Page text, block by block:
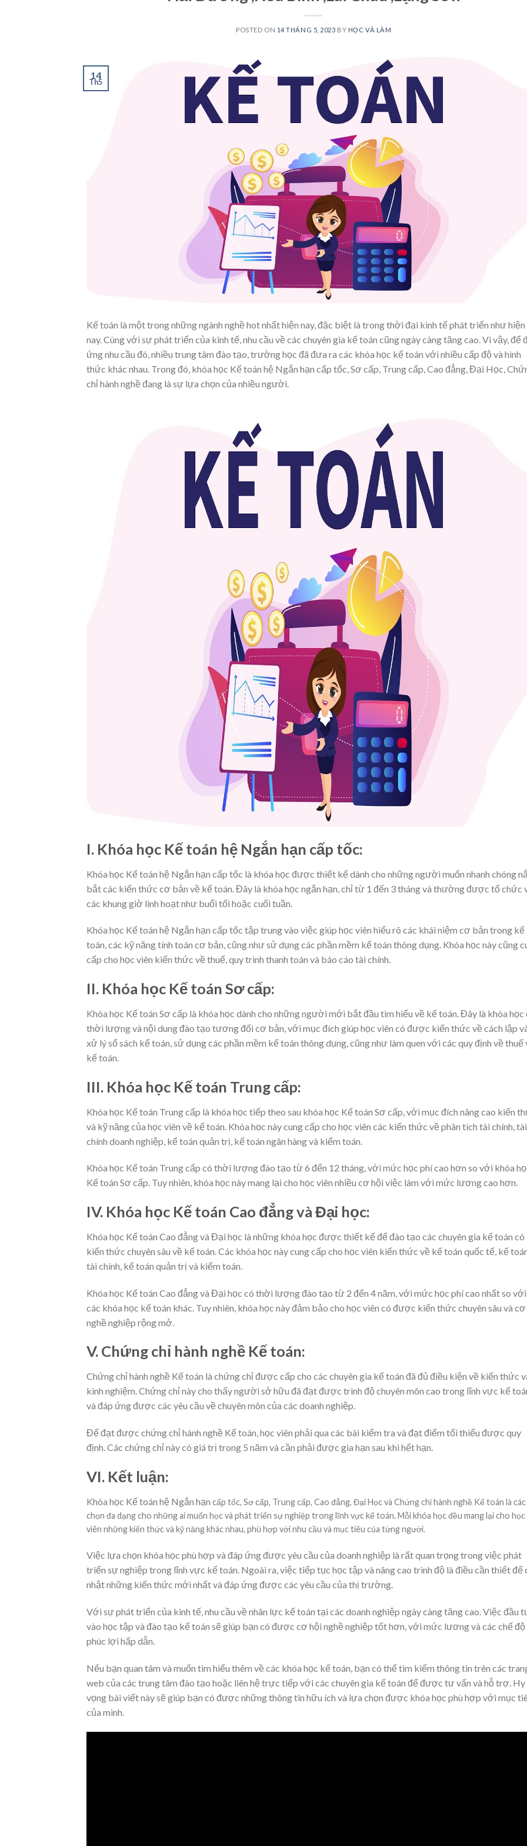
POSTED ON 14 THÁNG 5, 2023 BY HỌC VÀ LÀM
14
Th5
Kế toán là một trong những ngành nghề hot nhất hiện nay, đặc biệt là trong thời đại kinh tế phát triển như hiện
nay. Cùng với sự phát triển của kinh tế, nhu cầu về các chuyên gia kế toán cũng ngày càng tăng cao. Vì vậy, để
ứng nhu cầu đó, nhiều trung tâm đào tạo, trường học đã đưa ra các khóa học kế toán với nhiều cấp độ và hình
thức khác nhau. Trong đó, khóa học Kế toán hệ Ngắn hạn cấp tốc, Sơ cấp, Trung cấp, Cao đẳng, Đại Học,
chỉ hành nghề đang là sự lựa chọn của nhiều người.
I. Khóa học Kế toán hệ Ngắn hạn cấp tốc:
Khóa học Kế toán hệ Ngắn hạn cấp tốc là khóa học được thiết kế dành cho những người muốn nhanh chóng
bắt các kiến thức cơ bản về kế toán. Đây là khóa học ngắn hạn, chỉ từ 1 đến 3 tháng và thường được tổ chức
các khung giờ linh hoạt như buổi tối hoặc cuối tuần.
Khóa học Kế toán hệ Ngắn hạn cấp tốc tập trung vào việc giúp học viên hiểu rõ các khái niệm cơ bản trong kế
toán, các kỹ năng tính toán cơ bản, cũng như sử dụng các phần mềm kế toán thông dụng. Khóa học này cũng
cấp cho học viên kiến thức về thuế, quy trình thanh toán và báo cáo tài chính.
II. Khóa học Kế toán Sơ cấp:
Khóa học Kế toán Sơ cấp là khóa học dành cho những người mới bắt đầu tìm hiểu về kế toán. Đây là khóa học
thời lượng và nội dung đào tạo tương đối cơ bản, với mục đích giúp học viên có được kiến thức về cách lập
xử lý sổ sách kế toán, sử dụng các phần mềm kế toán thông dụng, cũng như làm quen với các quy định về thuế
kế toán.
III. Khóa học Kế toán Trung cấp:
Khóa học Kế toán Trung cấp là khóa học tiếp theo sau khóa học Kế toán Sơ cấp, với mục đích nâng cao kiến
và kỹ năng của học viên về kế toán. Khóa học này cung cấp cho học viên các kiến thức về phân tích tài chính, tài
chính doanh nghiệp, kế toán quản trị, kế toán ngân hàng và kiểm toán.
Khóa học Kế toán Trung cấp có thời lượng đào tạo từ 6 đến 12 tháng, với mức học phí cao hơn so với khóa
Kế toán Sơ cấp. Tuy nhiên, khóa học này mang lại cho học viên nhiều cơ hội việc làm với mức lương cao hơn.
IV. Khóa học Kế toán Cao đẳng và Đại học:
Khóa học Kế toán Cao đẳng và Đại học là những khóa học được thiết kế để đào tạo các chuyên gia kế toán có
kiến thức chuyên sâu về kế toán. Các khóa học này cung cấp cho học viên kiến thức về kế toán quốc tế, kế
tài chính, kế toán quản trị và kiểm toán.
Khóa học Kế toán Cao đẳng và Đại học có thời lượng đào tạo từ 2 đến 4 năm, với mức học phí cao nhất so với
các khóa học kế toán khác. Tuy nhiên, khóa học này đảm bảo cho học viên có được kiến thức chuyên sâu và
nghề nghiệp rộng mở.
V. Chứng chỉ hành nghề Kế toán:
Chứng chỉ hành nghề Kế toán là chứng chỉ được cấp cho các chuyên gia kế toán đã đủ điều kiện về kiến thức
kinh nghiệm. Chứng chỉ này cho thấy người sở hữu đã đạt được trình độ chuyên môn cao trong lĩnh vực kế
và đáp ứng được các yêu cầu về chuyên môn của các doanh nghiệp.
Để đạt được chứng chỉ hành nghề Kế toán, học viên phải qua các bài kiểm tra và đạt điểm tối thiểu được quy
định. Các chứng chỉ này có giá trị trong 5 năm và cần phải được gia hạn sau khi hết hạn.
VI. Kết luận:
Khóa học Kế toán hệ Ngắn hạn cấp tốc, Sơ cấp, Trung cấp, Cao đẳng, Đại Học và Chứng chỉ hành nghề Kế toán là các
chọn đa dạng cho những ai muốn học và phát triển sự nghiệp trong lĩnh vực kế toán. Mỗi khóa học đều mang lại cho học
viên những kiến thức và kỹ năng khác nhau, phù hợp với nhu cầu và mục tiêu của từng người.
Việc lựa chọn khóa học phù hợp và đáp ứng được yêu cầu của doanh nghiệp là rất quan trọng trong việc phát
triển sự nghiệp trong lĩnh vực kế toán. Ngoài ra, việc tiếp tục học tập và nâng cao trình độ là điều cần thiết để
nhật những kiến thức mới nhất và đáp ứng được các yêu cầu của thị trường.
Với sự phát triển của kinh tế, nhu cầu về nhân lực kế toán tại các doanh nghiệp ngày càng tăng cao. Việc đầu
vào học tập và đào tạo kế toán sẽ giúp bạn có được cơ hội nghề nghiệp tốt hơn, với mức lương và các chế độ
phúc lợi hấp dẫn.
Nếu bạn quan tâm và muốn tìm hiểu thêm về các khóa học kế toán, bạn có thể tìm kiếm thông tin trên các
web của các trung tâm đào tạo hoặc liên hệ trực tiếp với các chuyên gia kế toán để được tư vấn và hỗ trợ. Hy
vọng bài viết này sẽ giúp bạn có được những thông tin hữu ích và lựa chọn được khóa học phù hợp với mục
của mình.